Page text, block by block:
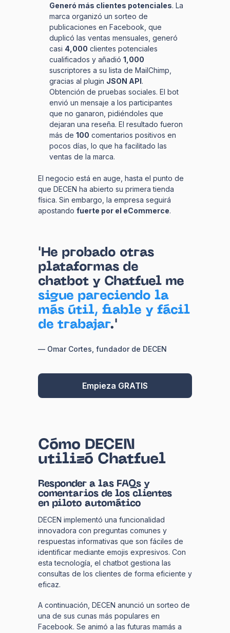
Generó más clientes potenciales. La
marca organizó un sorteo de
publicaciones en Facebook, que
duplicó las ventas mensuales, generó
casi 4,000 clientes potenciales
cualificados y añadió 1,000
suscriptores a su lista de MailChimp,
gracias al plugin JSON API.
Obtención de pruebas sociales. El bot
envió un mensaje a los participantes
que no ganaron, pidiéndoles que
dejaran una reseña. El resultado fueron
más de 100 comentarios positivos en
pocos días, lo que ha facilitado las
ventas de la marca.
El negocio está en auge, hasta el punto de
que DECEN ha abierto su primera tienda
física. Sin embargo, la empresa seguirá
apostando fuerte por el eCommerce.
Empieza GRATIS
'He probado otras
plataformas de
chatbot y Chatfuel me
sigue pareciendo la
más útil, fiable y fácil
de trabajar.'
— Omar Cortes, fundador de DECEN
DECEN implementó una funcionalidad
innovadora con preguntas comunes y
respuestas informativas que son fáciles de
identificar mediante emojis expresivos. Con
esta tecnología, el chatbot gestiona las
consultas de los clientes de forma eficiente y
eficaz.
Cómo DECEN
utilizó Chatfuel
Responder a las FAQs y
comentarios de los clientes
en piloto automático
A continuación, DECEN anunció un sorteo de
una de sus cunas más populares en
Facebook. Se animó a las futuras mamás a